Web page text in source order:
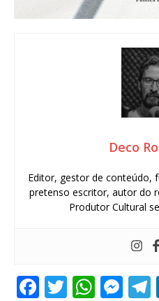
Deco
Editor, gestor de conteúdo,
pretenso escritor, autor do
Produtor Cultural
F T W M